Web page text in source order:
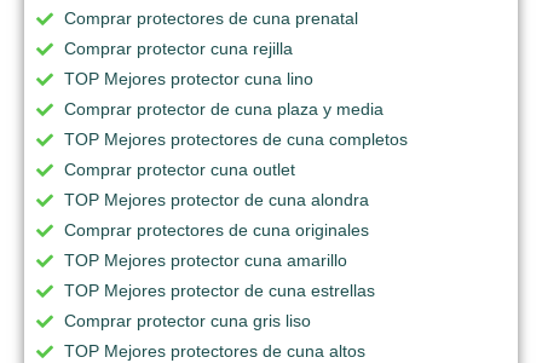
Comprar protectores de cuna prenatal
Comprar protector cuna rejilla
TOP Mejores protector cuna lino
Comprar protector de cuna plaza y media
TOP Mejores protectores de cuna completos
Comprar protector cuna outlet
TOP Mejores protector de cuna alondra
Comprar protectores de cuna originales
TOP Mejores protector cuna amarillo
TOP Mejores protector de cuna estrellas
Comprar protector cuna gris liso
TOP Mejores protectores de cuna altos